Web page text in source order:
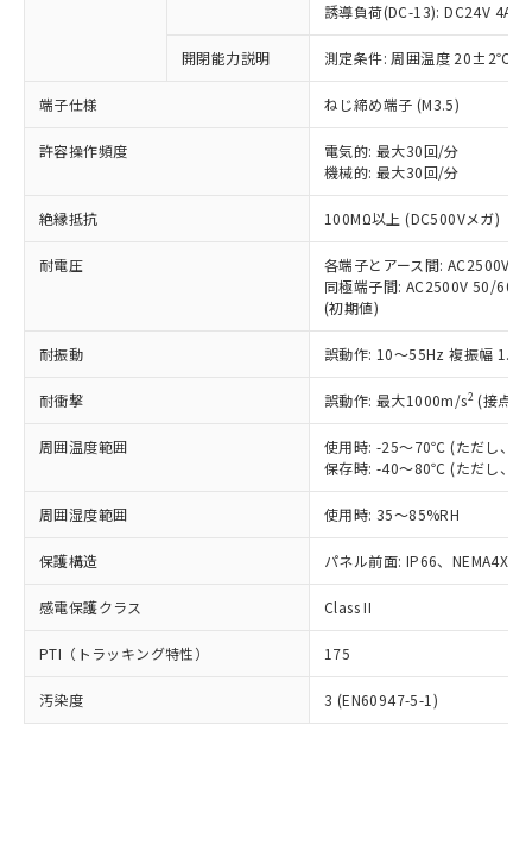
誘導負荷(DC-13): DC24V 4A/
開閉能力説明 測定条件: 周囲温度 20±2℃、
端子仕様 ねじ締め端子 (M3.5)
許容操作頻度
電気的: 最大30回/分
機械的: 最大30回/分
絶縁抵抗 100MΩ以上 (DC500Vメガ)
耐電圧
各端子とアース間: AC2500V
同極端子間: AC2500V 50/
(初期値)
耐振動 誤動作: 10～55Hz 複振幅
耐衝撃 誤動作: 最大1000m/s2 (接点
周囲温度範囲
使用時: -25～70℃ (ただし、氷
保存時: -40～80℃ (ただし、氷
周囲湿度範囲 使用時: 35～85%RH
保護構造 パネル前面: IP66、NEMA4X,
感電保護クラス Class II
PTI（トラッキング特性） 175
汚染度 3 (EN60947-5-1)
以下の条件をお読みいただき、同意のうえ
本サービスは、当社制御機器事業取扱
商品の当社在庫状況および標準価格
(税抜)を提供させていただくもので
当社制御機器事業取扱商品の中には、
本サービスの対象外となる商品もある
ことをご了承ください。
在庫状況および標準価格照会結果は、
記載している更新日時点での社内デー
タに基づき作成されるものであり、閲
覧された時点での実際の在庫および標
準価格とは異なる場合があることをご
正式な納期状況および標準価格はお客
様のお取引先、またはお客様担当のオ
ムロン制御機器販売店・当社販売員に
オムロン制御機器販売店や当社販売拠
販売ネットワーク
」をご確認
ください。
在庫状況および標準価格結果を当社の
事前の承諾なく第三者に漏洩または開
示しないようお願いします。
マイパーツ機能（部品リスト作成サー
ビス）をご利用いただくには、I-Web
対応予定なし：EU RoHS指令（10物質）の
非含有に非対応の商品で、対応品を出す予
調査・確認中：EU RoHS指令（10物質）の
非含有の対応状況を調査中または確認中の
商品です。
害物質有無と関係のない商品です。
仕入先様の事情により、非含有部品として
いたものが、含有品と判明した場合などや
むを得ず変更することがあります。
鉛(Pb) 1000ppm以下、 水銀(Hg) 1000ppm以下、 カド
六価クロム(Cr(Ⅵ)) 1000ppm以下、ポリ臭化ビフェニル
類(PBB) 1000ppm以下、ポリ臭化ジフェニルエーテル類
(PBDE) 1000ppm以下、フタル酸ビス(2-エチルヘキシ
ル) (DEHP)(別名：DOP) 1000ppm以下、フタル酸ブチ
ルベンジル（BBP） 1000ppm以下、フタル酸ジブチル
（DBP） 1000ppm以下、フタル酸ジイソブチル
但し、RoHS指令で産業用監視および制御機器に対する
フタル酸エステル類の４物質については閾値を超える意
図的な使用がないことを確認しています。
※2 対応予定月
部品在庫の切り替え状況などにより、予定
月が前後することがあります。
「○」：最大均質材料含有率が中国RoHSの
基準値以下であることを示します。
「×」：最大均質材料含有率が中国RoHSの
基準値を超えていることを示します。
「－」：未確認です。当社販売部門へお問
*中国RoHS10物質の基準値 (GB/T26572)：
Pb(鉛) :1000ppm、 Hg(水銀) : 1000ppm、 Cd(カドミウ
Cr(Ⅵ)(六価クロム) : 1000ppm、 PBBs(ポリ臭化ビフェ
ニル類) : 1000ppm、 PBDEs(ポリ臭化ジフェニルエーテ
ル類) : 1000ppm、
DBP(フタル酸ジブチル) : 1000ppm、 DIBP(フタル酸ジ
DEHP(フタル酸ビス(2-エチルヘキシル)) : 1000ppm
「ｅ」：有害物質（10物質）のすべてが基
準値以下であることを示します。
「10」：通常の使用状況下において有害物
質が外部に漏えいし、環境に深刻な影響を
当社は、これら貴社製品のうち、外国
為替および外国貿易法に定める商品
（以下｢規制貨物等」という）を輸出
または国外への提供する場合は、日本
国政府の輸出許可(または役務取引許
可)を取得するなどの必要な手続きを
当社は規制貨物を破棄する場合は、完
全に破砕するなど、違法に輸出されな
いよう必要な手段を講じます。
当社は貴社製品を、核兵器、ミサイ
ル、化学兵器、生物兵器またはその他
武器並びにこれらの製造装置等に一切
当社は、貴社製品を第三者に販売する
場合は、上記1、2および3の内容を当
該第三者に通知します。また当社は、
販売先および販売に係わる関係者が違
法に輸出するおそれがある場合は、取
一定数以上の在庫あり
一定数には満たないが在庫あり
在庫なし(最新の在庫状況につ
いては、お客様のお取引先、ま
たはお客様担当のオムロン制御
機器販売店・当社販売員にご確
認ください)
白
受注生産機種、また在庫状況の
情報を公開していない機種